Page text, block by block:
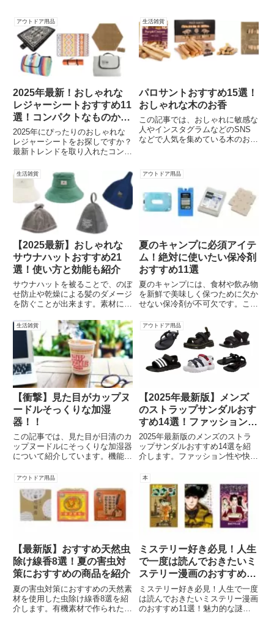
アウトドア用品
2025年最新！おしゃれな
レジャーシートおすすめ11
選！コンパクトなものから
厚手のものまで
2025年にぴったりのおしゃれな
レジャーシートをお探しですか？
最新トレンドを取り入れたコンパ
にもマッチするおすすめ11選を
ご紹介します。ピクニックやアウ
トドアをもっと楽しく、快適にす
るための選び方とおしゃれなデザ
インをチェック。
生活雑貨
パロサントおすすめ15選！
おしゃれな木のお香
この記事では、おしゃれに敏感な
人やインスタグラムなどのSNS
などで人気を集めている木のお香
ままインテリアとして飾る人も多
いアイテムです。今回はその中で
もおすすめなパロサント15選紹
介します。
生活雑貨
【2025最新】おしゃれな
サウナハットおすすめ21
選！使い方と効能も紹介
サウナハットを被ることで、のぼ
せ防止や乾燥による髪のダメージ
を防ぐことが出来ます。素材によ
ウナハットを見つけてより良いサ
ウナライフを楽しんでみてくださ
い。
アウトドア用品
夏のキャンプに必須アイテ
ム！絶対に使いたい保冷剤
おすすめ11選
夏のキャンプには、食材や飲み物
を新鮮で美味しく保つために欠か
せない保冷剤が不可欠です。この
めの保冷剤を11種類厳選してご
紹介します。高い冷却効果と優れ
た持続性を備えたこれらの保冷剤
は、暑い季節でも食材の品質を最
適な状態でキープします。キャン
プやアウトドア愛好家の皆さん、
適なキャンプ体験と極上のキャン
プ料理を実現しましょう！
生活雑貨
【衝撃】見た目がカップヌ
ードルそっくりな加湿
器！！
この記事では、見た目が日清のカ
ップヌードルにそっくりな加湿器
について紹介しています。機能面
き、出も早く熱くならないので安
にオススメです。
アウトドア用品
【2025年最新版】メンズ
のストラップサンダルおす
すめ14選！ファッション性
も快適性もバツグン
2025年最新版のメンズのストラ
ップサンダルおすすめ14選を紹
介します。ファッション性や快適
ドアで活躍する耐久性の高いもの
まで幅広いラインナップを揃えま
した。夏の足元にはぴったりなス
トラップサンダルで、快適な履き
心地を手に入れましょう。
アウトドア用品
【最新版】おすすめ天然虫
除け線香8選！夏の害虫対
策におすすめの商品を紹介
夏の害虫対策におすすめの天然素
材を使用した虫除け線香8選を紹
介します。有機素材で作られた商
本
ミステリー好き必見！人生
で一度は読んでおきたいミ
ステリー漫画のおすすめ11
選！
ミステリー好き必見！人生で一度
は読んでおきたいミステリー漫画
のおすすめ11選！魅力的な謎解